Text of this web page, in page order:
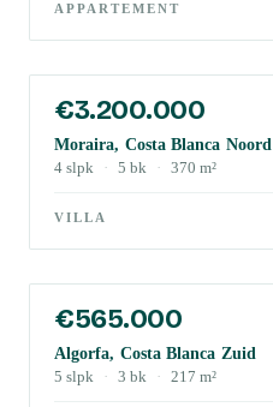
APPARTEMENT
€3.200.000
Moraira, Costa Blanca Noord
4 slpk · 5 bk · 370 m²
VILLA
€565.000
Algorfa, Costa Blanca Zuid
5 slpk · 3 bk · 217 m²